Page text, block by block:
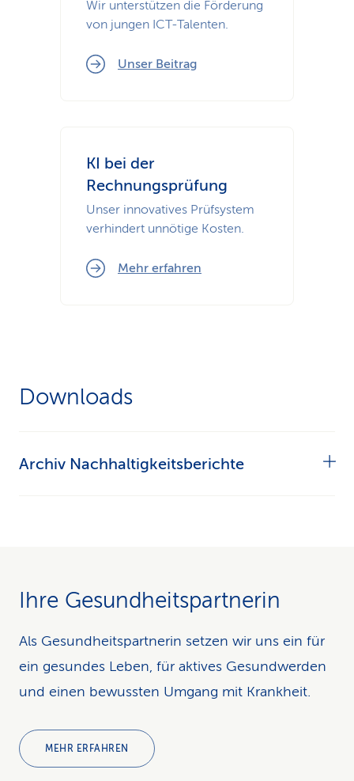
Wir unterstützen die Förderung
von jungen ICT-Talenten.
Unser Beitrag
KI bei der
Rechnungsprüfung
Unser innovatives Prüfsystem
verhindert unnötige Kosten.
Mehr erfahren
Downloads
Archiv Nachhaltigkeitsberichte
Nachhaltigkeitsbericht 2023 der CSS Gruppe
Ihre Gesundheitspartnerin
Als Gesundheitspartnerin setzen wir uns ein für
ein gesundes Leben, für aktives Gesundwerden
und einen bewussten Umgang mit Krankheit.
MEHR ERFAHREN